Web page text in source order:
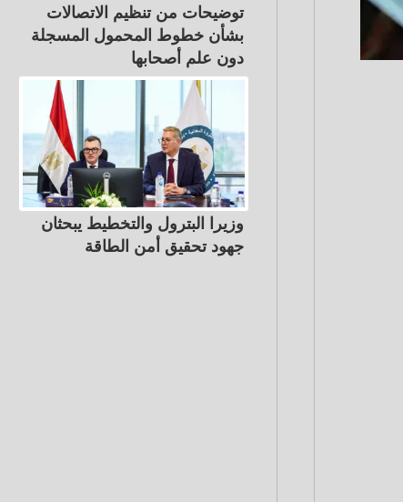
توضيحات من تنظيم الاتصالات
بشأن خطوط المحمول المسجلة
دون علم أصحابها
وزيرا البترول والتخطيط يبحثان
جهود تحقيق أمن الطاقة